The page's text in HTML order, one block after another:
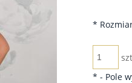
*
* - Pole